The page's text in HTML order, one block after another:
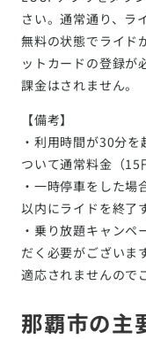
さい。通常通り、ラ
無料の状態でライド
ットカードの登録が
課金はされません。
【備考】
・利用時間が30分
ついて通常料金（15
・一時停車をした
以内にライドを終了
・乗り放題キャンペ
だく必要がございま
適応されませんので
那覇市の主